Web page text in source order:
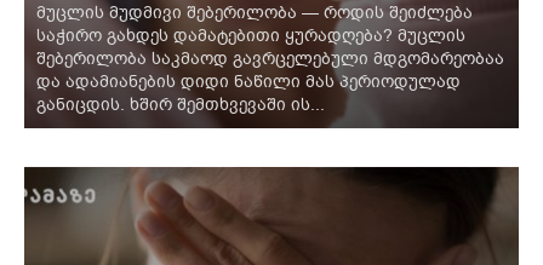
მუცლის მუდმივი შებერილობა — როდის შეიძლება
საჭირო გახდეს დამატებითი ყურადღება? მუცლის
შებერილობა საკმაოდ გავრცელებული მდგომარეობაა
და ადამიანების დიდი ნაწილი მას პერიოდულად
განიცდის. ხშირ შემთხვევაში ის...